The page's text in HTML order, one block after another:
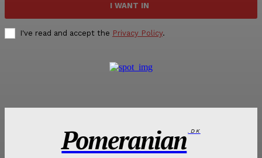
I WANT IN
I've read and accept the Privacy Policy.
Pomeranian .DK